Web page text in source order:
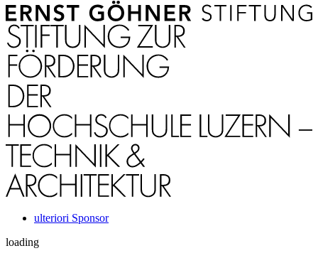
ulteriori Sponsor
loading